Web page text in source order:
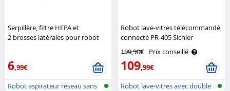
Serpillère, filtre HEPA et
2 brosses latérales pour robot
6,99€
Robot aspirateur réseau sans
Robot lave-vitres télécommandé
connecté PR-405 Sichler
199,90€ Prix conseillé
109,99€
Robot lave-vitres avec double